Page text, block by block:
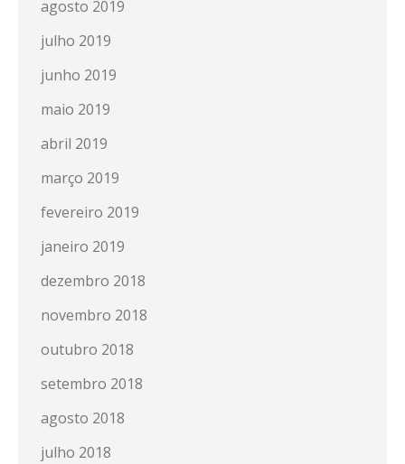
agosto 2019
julho 2019
junho 2019
maio 2019
abril 2019
março 2019
fevereiro 2019
janeiro 2019
dezembro 2018
novembro 2018
outubro 2018
setembro 2018
agosto 2018
julho 2018